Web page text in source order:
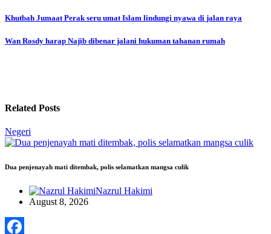
Post
navigation
Khutbah Jumaat Perak seru umat Islam lindungi nyawa di jalan raya
Wan Rosdy harap Najib dibenar jalani hukuman tahanan rumah
Related Posts
Negeri
Dua penjenayah mati ditembak, polis selamatkan mangsa culik
Nazrul Hakimi
August 8, 2026